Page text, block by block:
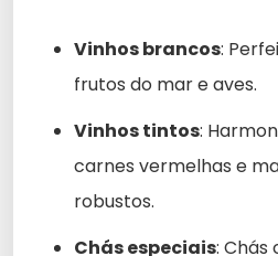
Vinhos brancos:
frutos do mar e aves.
Vinhos tintos:
carnes vermelhas e
robustos.
Chás especiais: Chás